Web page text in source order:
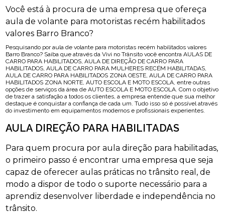
Você está à procura de uma empresa que ofereça
aula de volante para motoristas recém habilitados
valores Barro Branco?
Pesquisando por aula de volante para motoristas recém habilitados valores
Barro Branco? Saiba que através da Vivi no Trânsito você encontra AULAS DE
CARRO PARA HABILITADOS, AULA DE DIREÇÃO DE CARRO PARA
HABILITADOS, AULA DE CARRO PARA MULHERES RECÉM HABILITADAS,
AULA DE CARRO PARA HABILITADOS ZONA OESTE, AULA DE CARRO PARA
HABILITADOS ZONA NORTE, AUTO ESCOLA E MOTO ESCOLA, entre outras
opções de serviços da área de AUTO ESCOLA E MOTO ESCOLA. Com o objetivo
de trazer a satisfação a todos os clientes, a empresa entende que sua melhor
destaque é conquistar a confiança de cada um. Tudo isso só é possível através
do investimento em equipamentos modernos e profissionais experientes.
AULA DIREÇÃO PARA HABILITADAS
Para quem procura por aula direção para habilitadas,
o primeiro passo é encontrar uma empresa que seja
capaz de oferecer aulas práticas no trânsito real, de
modo a dispor de todo o suporte necessário para a
aprendiz desenvolver liberdade e independência no
trânsito.